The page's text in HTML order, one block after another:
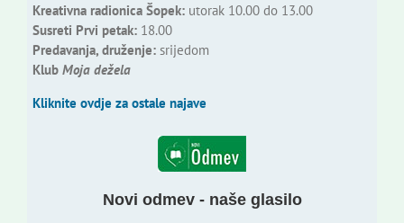
Kreativna radionica Šopek:utorak 10.00 do 13.00
Susreti Prvi petak:18.00
Predavanja, druženje:srijedom
Klub Moja dežela
Kliknite ovdje za ostale najave
Novi odmev - naše glasilo